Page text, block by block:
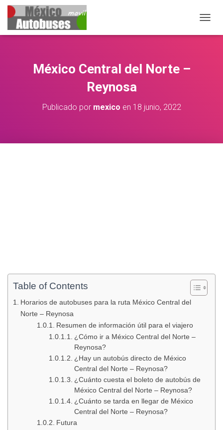
México Central del Norte –
Reynosa
Publicado por mexico en 18 junio, 2022
Table of Contents
Horarios de autobuses para la ruta México Central del
Norte – Reynosa
Resumen de información útil para el viajero
¿Cómo ir a México Central del Norte –
Reynosa?
¿Hay un autobús directo de México
Central del Norte – Reynosa?
¿Cuánto cuesta el boleto de autobús de
México Central del Norte – Reynosa?
¿Cuánto se tarda en llegar de México
Central del Norte – Reynosa?
Futura